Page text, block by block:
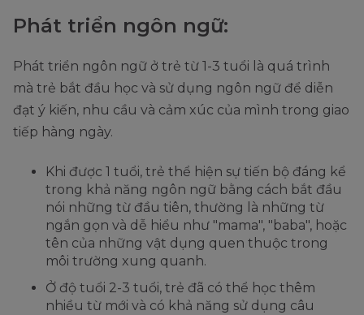
Phát triển ngôn ngữ:
Phát triển ngôn ngữ ở trẻ từ 1-3 tuổi là quá trình
mà trẻ bắt đầu học và sử dụng ngôn ngữ để diễn
đạt ý kiến, nhu cầu và cảm xúc của mình trong giao
tiếp hàng ngày.
Khi được 1 tuổi, trẻ thể hiện sự tiến bộ đáng kể
trong khả năng ngôn ngữ bằng cách bắt đầu
nói những từ đầu tiên, thường là những từ
ngắn gọn và dễ hiểu như "mama", "baba", hoặc
tên của những vật dụng quen thuộc trong
môi trường xung quanh.
Ở độ tuổi 2-3 tuổi, trẻ đã có thể học thêm
nhiều từ mới và có khả năng sử dụng câu